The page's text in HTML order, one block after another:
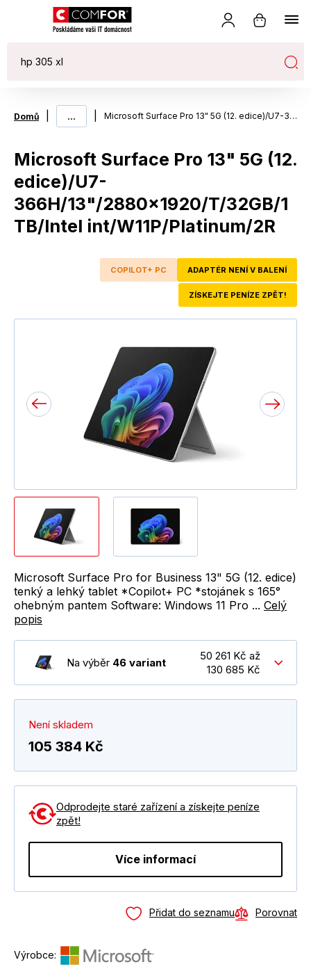
Domů ... Microsoft Surface Pro 13" 5G (12. edice)/U7-366H/13"/2880x1920/T/32GB/1TB/Intel int/W11P/Platinum/2R
Microsoft Surface Pro 13" 5G (12.
edice)/U7-
366H/13"/2880x1920/T/32GB/1
TB/Intel int/W11P/Platinum/2R
COPILOT+ PC ADAPTÉR NENÍ V BALENÍ
ZÍSKEJTE PENÍZE ZPĚT!
Microsoft Surface Pro for Business 13" 5G (12. edice)
tenký a lehký tablet *Copilot+ PC *stojánek s 165°
ohebným pantem Software: Windows 11 Pro ... Celý
popis
Na výběr 46 variant
50 261 Kč až
130 685 Kč
Není skladem
105 384 Kč
Odprodejte staré zařízení a získejte peníze
zpět!
Více informací
Přidat do seznamu Porovnat
Výrobce: